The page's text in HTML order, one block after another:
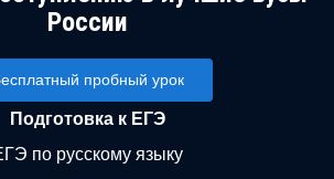
России
пробный урок
Подготовка к ЕГЭ
по русскому языку